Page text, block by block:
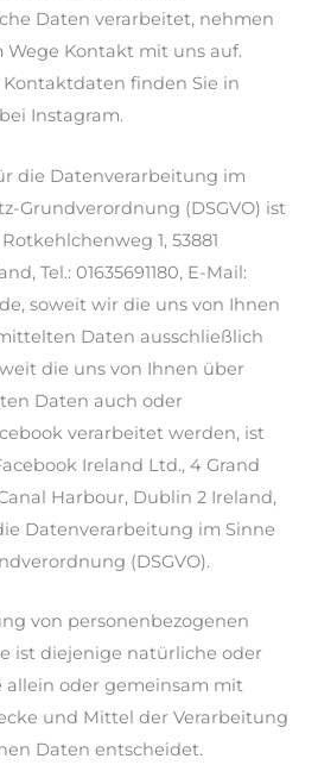
Daten verarbeitet, nehmen
Wege Kontakt mit uns auf.
finden Sie in
Instagram.
die Datenverarbeitung im
Grundverordnung (DSGVO) ist
1, 53881
Tel.: 01635691180, E-Mail:
soweit wir die uns von Ihnen
Daten ausschließlich
die uns von Ihnen über
Daten auch oder
verarbeitet werden, ist
Ireland Ltd., 4 Grand
Harbour, Dublin 2 Ireland,
Datenverarbeitung im Sinne
(DSGVO).
von personenbezogenen
ist diejenige natürliche oder
allein oder gemeinsam mit
und Mittel der Verarbeitung
Daten entscheidet.